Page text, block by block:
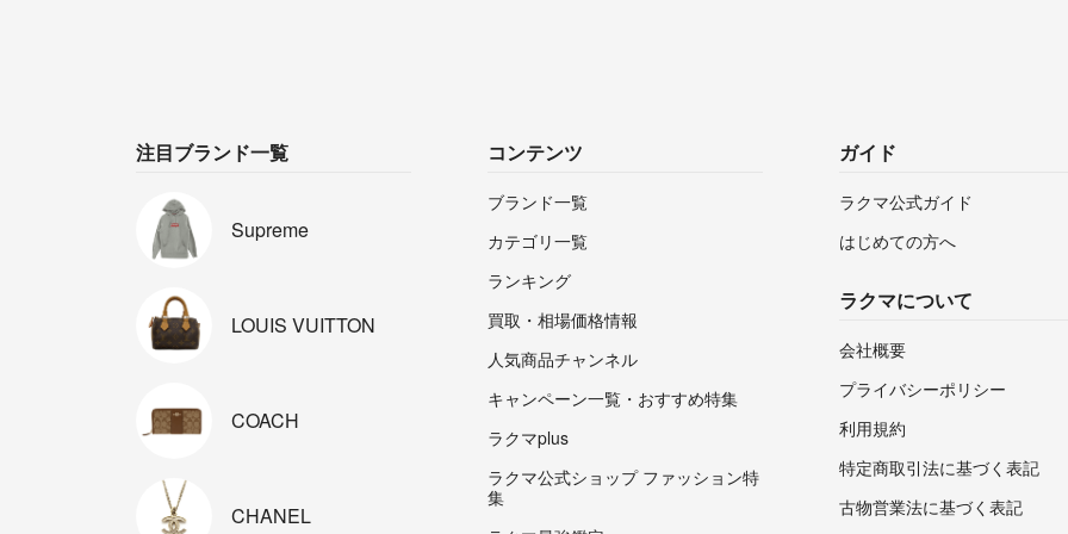
注目ブランド一覧
Supreme
LOUIS VUITTON
COACH
CHANEL
コンテンツ
ブランド一覧
カテゴリ一覧
ランキング
買取・相場価格情報
人気商品チャンネル
キャンペーン一覧・おすすめ特集
ラクマplus
ラクマ公式ショップ ファッション特
集
ガイド
ラクマ公式ガイド
はじめての方へ
ラクマについて
会社概要
プライバシーポリシー
利用規約
特定商取引法に基づく表記
古物営業法に基づく表記